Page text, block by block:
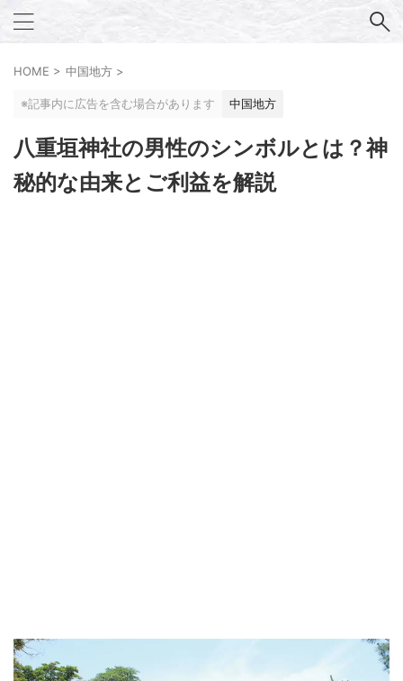
HOME > 中国地方 >
※記事内に広告を含む場合があります 中国地方
八重垣神社の男性のシンボルとは？神
秘的な由来とご利益を解説